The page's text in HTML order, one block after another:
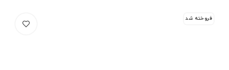
فروخته شد